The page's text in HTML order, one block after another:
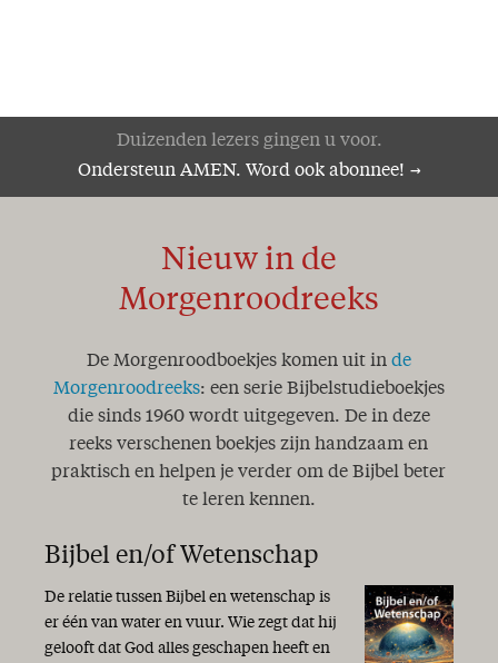
Duizenden lezers gingen u voor.
Ondersteun AMEN. Word ook abonnee!
Nieuw in de
Morgenroodreeks
De Morgenroodboekjes komen uit in de
Morgenroodreeks: een serie Bijbelstudieboekjes
die sinds 1960 wordt uitgegeven. De in deze
reeks verschenen boekjes zijn handzaam en
praktisch en helpen je verder om de Bijbel beter
te leren kennen.
Bijbel en/of Wetenschap
De relatie tussen Bijbel en wetenschap is
er één van water en vuur. Wie zegt dat hij
gelooft dat God alles geschapen heeft en